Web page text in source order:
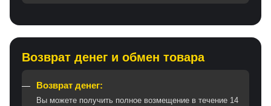
Возврат денег и обмен товара
Возврат денег:
Вы можете получить полное возмещение в течение 14